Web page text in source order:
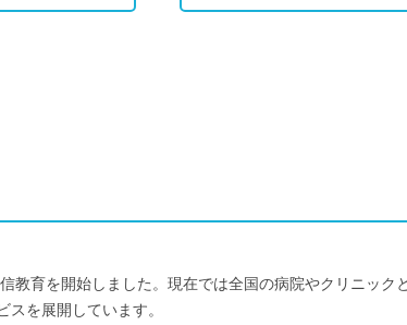
教育を開始しました。現在では全国の病院やクリニッ
を展開しています。